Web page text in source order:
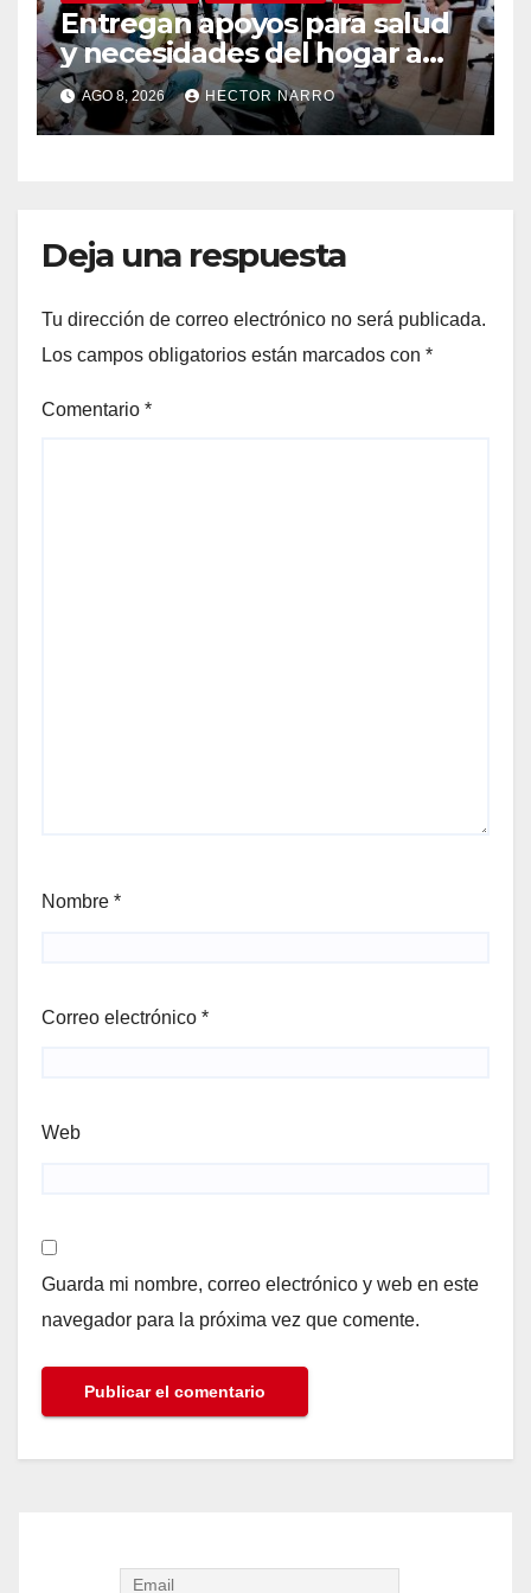
Entregan apoyos para salud
y necesidades del hogar a
familias de Cabo San Lucas
AGO 8, 2026 HECTOR NARRO
Deja una respuesta
Tu dirección de correo electrónico no será publicada.
Los campos obligatorios están marcados con *
Comentario *
Nombre *
Correo electrónico *
Web
Guarda mi nombre, correo electrónico y web en este
navegador para la próxima vez que comente.